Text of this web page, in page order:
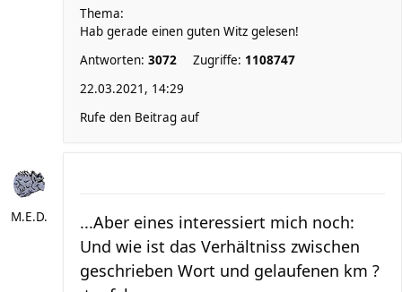
Thema:
Hab gerade einen guten Witz gelesen!
Antworten: 3072 Zugriffe: 1108747
22.03.2021, 14:29
Rufe den Beitrag auf
M.E.D.
...Aber eines interessiert mich noch:
Und wie ist das Verhältniss zwischen
geschrieben Wort und gelaufenen km ?